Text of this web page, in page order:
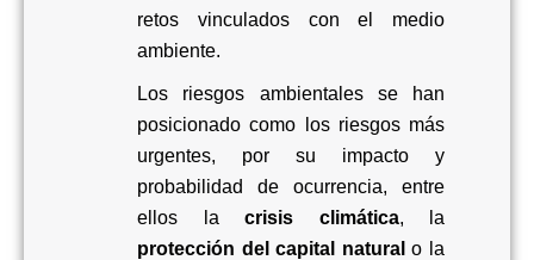
retos vinculados con el medio
ambiente.
Los riesgos ambientales se han
posicionado como los riesgos más
urgentes, por su impacto y
probabilidad de ocurrencia, entre
ellos la crisis climática, la
protección del capital natural o la